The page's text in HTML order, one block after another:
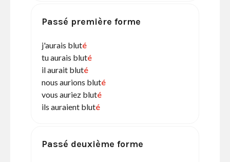
Passé première forme
j'aurais bluté
tu aurais bluté
il aurait bluté
nous aurions bluté
vous auriez bluté
ils auraient bluté
Passé deuxième forme